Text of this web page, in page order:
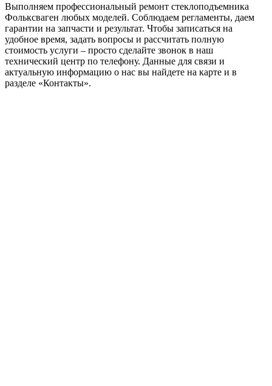
Выполняем профессиональный ремонт стеклоподъемника
Фольксваген любых моделей. Соблюдаем регламенты, даем
гарантии на запчасти и результат. Чтобы записаться на
удобное время, задать вопросы и рассчитать полную
стоимость услуги – просто сделайте звонок в наш
технический центр по телефону. Данные для связи и
актуальную информацию о нас вы найдете на карте и в
разделе «Контакты».